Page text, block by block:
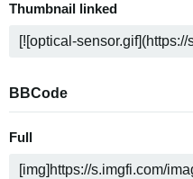
Thumbnail linked
BBCode
Full